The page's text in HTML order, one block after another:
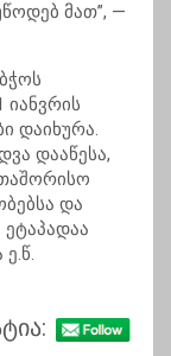
მათ”, —
იანვრის
დაიხურა.
დააწესა,
და
ეტაპადაა